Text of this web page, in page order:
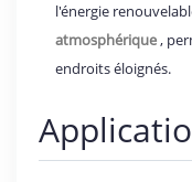
l'énergie
atmosphérique,
endroits éloignés.